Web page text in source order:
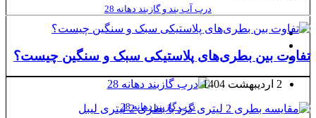
درب آب بند و گازبند دهانه 28
درب گازبند دهانه 28
تفاوت بین بطری‌های پلاستیکی سبک و سنگین چیست؟
2 اردیبهشت 1404